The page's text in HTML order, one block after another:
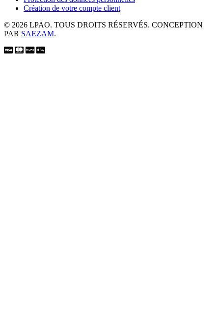
Création de votre compte client
© 2026 LPAO. TOUS DROITS RÉSERVÉS. CONCEPTION
PAR SAEZAM.